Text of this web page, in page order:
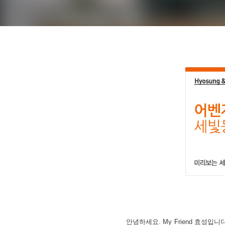
안녕하세요. My Friend 효성입니